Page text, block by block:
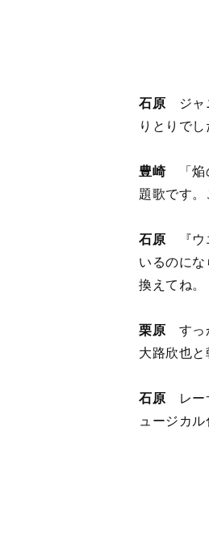
ジャ
豊崎 「焔
題歌です
石原『ウ
いるのにな
栗原 すっ
大路欣也と
石原 レー
ュージカル